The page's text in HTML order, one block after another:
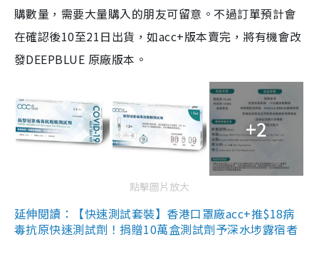
購數量，需要大量購入的朋友可留意。不過訂單預計會
在確認後10至21日出貨，如acc+版本賣完，將有機會改
發DEEPBLUE 原廠版本。
+2
點擊圖片放大
延伸閱讀：【快速測試套裝】香港口罩廠acc+推$18病
毒抗原快速測試劑！捐贈10萬盒測試劑予深水埗露宿者